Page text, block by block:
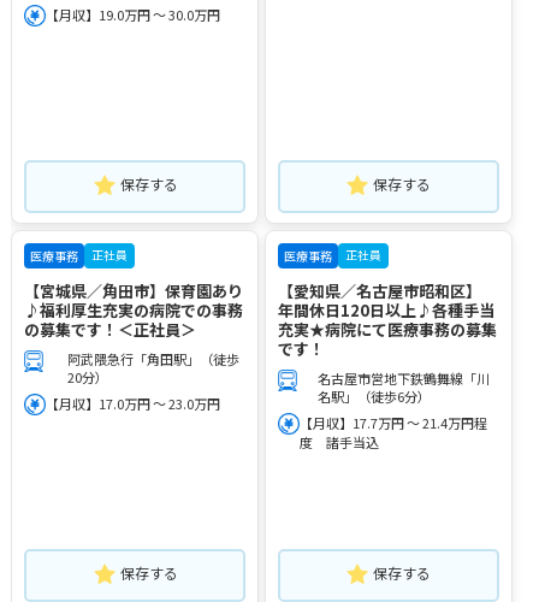
【月収】19.0万円 ～ 30.0万円
保存する 保存する
医療事務 正社員
【宮城県／角田市】保育園あり
♪福利厚生充実の病院での事務
の募集です！＜正社員＞
阿武隈急行「角田駅」（徒歩
20分）
【月収】17.0万円 ～ 23.0万円
保存する
医療事務 正社員
【愛知県／名古屋市昭和区】
年間休日120日以上♪各種手当
充実★病院にて医療事務の募集
です！
名古屋市営地下鉄鶴舞線「川
名駅」（徒歩6分）
【月収】17.7万円 ～ 21.4万円程
度 諸手当込
保存する